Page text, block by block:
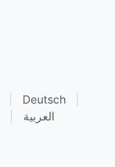
Deutsch
العربية